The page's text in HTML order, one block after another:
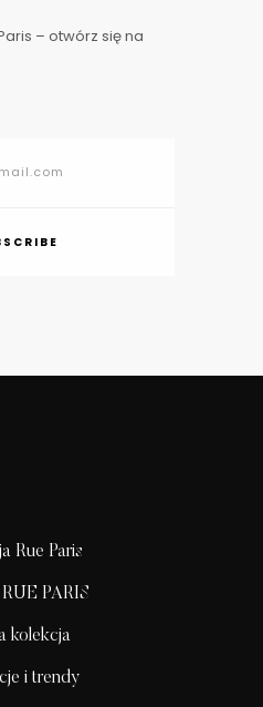
– otwórz się na
Rue Paris
PARIS
kolekcja
i trendy